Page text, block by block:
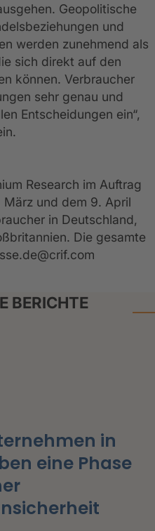
Geopolitische
und
werden zunehmend als
sich direkt auf den
können. Verbraucher
sehr genau und
Entscheidungen ein“,
Research im Auftrag
und dem 9. April
in Deutschland,
Die gesamte
BERICHTE
in
eine Phase